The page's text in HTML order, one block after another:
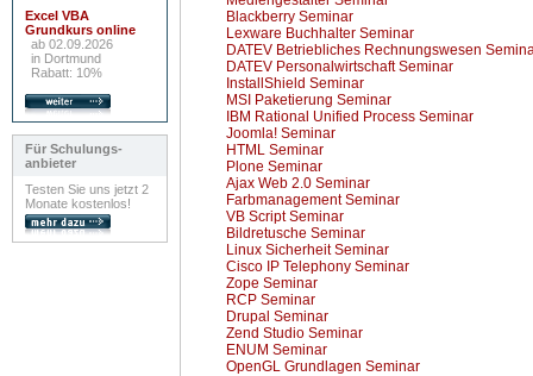
Excel VBA
Grundkurs online
ab 02.09.2026
in Dortmund
Rabatt: 10%
Für Schulungs-
anbieter
Testen Sie uns jetzt 2
Monate kostenlos!
Blackberry Seminar
Lexware Buchhalter Seminar
DATEV Betriebliches Rechnungswesen
DATEV Personalwirtschaft Seminar
InstallShield Seminar
MSI Paketierung Seminar
IBM Rational Unified Process Seminar
Joomla! Seminar
HTML Seminar
Plone Seminar
Ajax Web 2.0 Seminar
Farbmanagement Seminar
VB Script Seminar
Bildretusche Seminar
Linux Sicherheit Seminar
Cisco IP Telephony Seminar
Zope Seminar
RCP Seminar
Drupal Seminar
Zend Studio Seminar
ENUM Seminar
OpenGL Grundlagen Seminar